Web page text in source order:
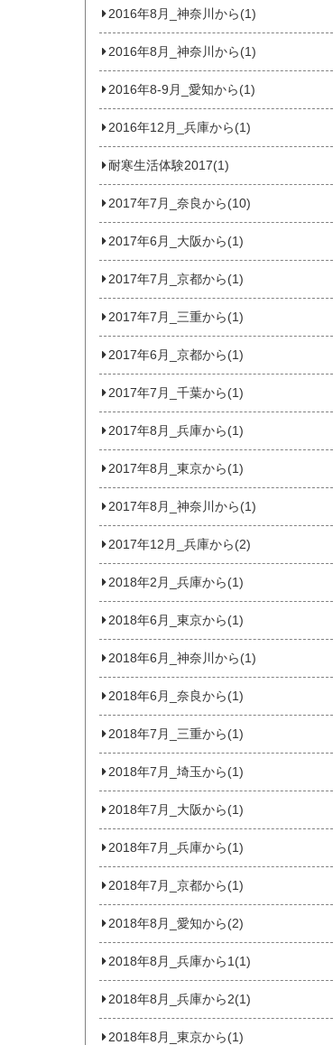
2016年8月_神奈川から(1)
2016年8月_神奈川から(1)
2016年8-9月_愛知から(1)
2016年12月_兵庫から(1)
耐寒生活体験2017(1)
2017年7月_奈良から(10)
2017年6月_大阪から(1)
2017年7月_京都から(1)
2017年7月_三重から(1)
2017年6月_京都から(1)
2017年7月_千葉から(1)
2017年8月_兵庫から(1)
2017年8月_東京から(1)
2017年8月_神奈川から(1)
2017年12月_兵庫から(2)
2018年2月_兵庫から(1)
2018年6月_東京から(1)
2018年6月_神奈川から(1)
2018年6月_奈良から(1)
2018年7月_三重から(1)
2018年7月_埼玉から(1)
2018年7月_大阪から(1)
2018年7月_兵庫から(1)
2018年7月_京都から(1)
2018年8月_愛知から(2)
2018年8月_兵庫から1(1)
2018年8月_兵庫から2(1)
2018年8月_東京から(1)